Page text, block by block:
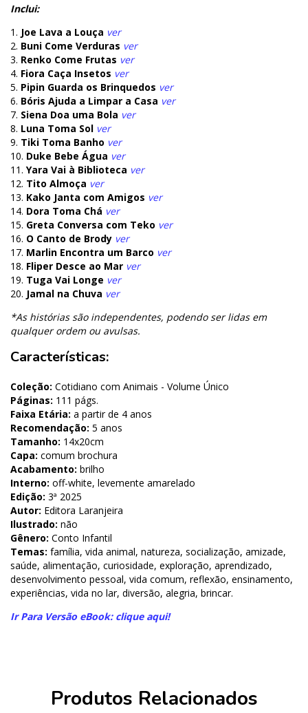
Inclui:
1. Joe Lava a Louça ver
2. Buni Come Verduras ver
3. Renko Come Frutas ver
4. Fiora Caça Insetos ver
5. Pipin Guarda os Brinquedos ver
6. Bóris Ajuda a Limpar a Casa ver
7. Siena Doa uma Bola ver
8. Luna Toma Sol ver
9. Tiki Toma Banho ver
10. Duke Bebe Água ver
11. Yara Vai à Biblioteca ver
12. Tito Almoça ver
13. Kako Janta com Amigos ver
14. Dora Toma Chá ver
15. Greta Conversa com Teko ver
16. O Canto de Brody ver
17. Marlin Encontra um Barco ver
18. Fliper Desce ao Mar ver
19. Tuga Vai Longe ver
20. Jamal na Chuva ver
*As histórias são independentes, podendo ser lidas em
qualquer ordem ou avulsas.
Características:
Coleção: Cotidiano com Animais - Volume Único
Páginas: 111 págs.
Faixa Etária: a partir de 4 anos
Recomendação: 5 anos
Tamanho: 14x20cm
Capa: comum brochura
Acabamento: brilho
Interno: off-white, levemente amarelado
Edição: 3ª 2025
Autor: Editora Laranjeira
Ilustrado: não
Gênero: Conto Infantil
Temas: família, vida animal, natureza, socialização, amizade,
saúde, alimentação, curiosidade, exploração, aprendizado,
desenvolvimento pessoal, vida comum, reflexão, ensinamento,
experiências, vida no lar, diversão, alegria, brincar.
Ir Para Versão eBook: clique aqui!
Produtos Relacionados